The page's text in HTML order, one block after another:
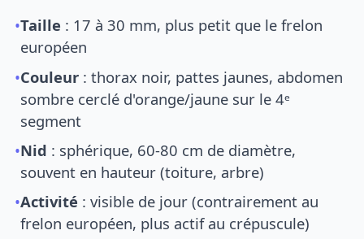
•Taille : 17 à 30 mm, plus petit que le frelon
européen
•Couleur : thorax noir, pattes jaunes, abdomen
sombre cerclé d'orange/jaune sur le 4ᵉ
segment
•Nid : sphérique, 60-80 cm de diamètre,
souvent en hauteur (toiture, arbre)
•Activité : visible de jour (contrairement au
frelon européen, plus actif au crépuscule)